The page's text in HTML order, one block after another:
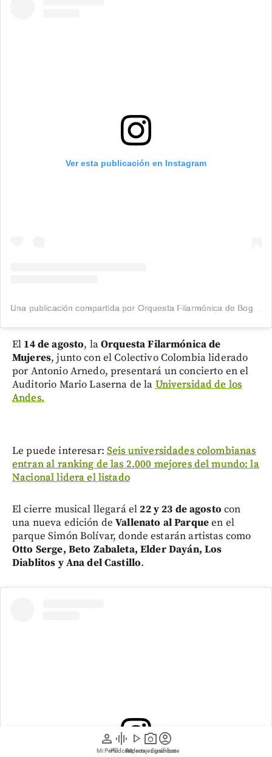
person
Mi Perfil
graphic_eq
Pódcast
play_arrow
Videos
photo_camera
Reportajes gráficos
account_circle
Suscríbete
Ver esta publicación en Instagram
Una publicación compartida por Orquesta Filarmónica de Bogotá (@filarmonibogota)
El 14 de agosto, laOrquesta Filarmónica de
Mujeres, junto con el Colectivo Colombia liderado
por Antonio Arnedo, presentará un concierto en el
Auditorio Mario Laserna de laUniversidad de los
Andes.
Le puede interesar: Seis universidades colombianas
entran al ranking de las 2.000 mejores del mundo: la
Nacional lidera el listado
El cierre musical llegará el22 y 23 de agosto con
una nueva edición deVallenato al Parqueen el
parque Simón Bolívar, donde estarán artistas como
Otto Serge, Beto Zabaleta, Elder Dayán, Los
Diablitos y Ana del Castillo.